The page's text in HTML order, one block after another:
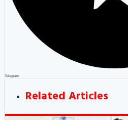
Telegram
Related Articles